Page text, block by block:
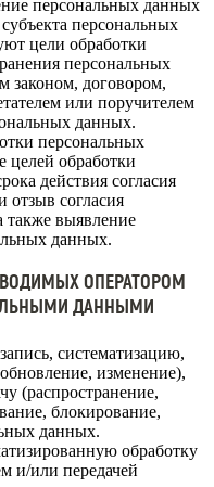
персональных данных
персональных
цели обработки
персональных
законом, договором,
или поручителем
данных.
персональных
целей обработки
действия согласия
отзыв согласия
также выявление
данных.
ОПЕРАТОРОМ
ДАННЫМИ
систематизацию,
изменение),
(распространение,
блокирование,
данных.
обработку
и/или передачей